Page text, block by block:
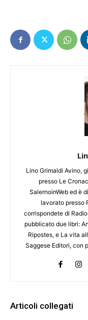
Lino Grimaldi Avino,
presso Le
SalernoinWeb ed è
lavorato presso
corrispondete di
pubblicato due libri:
Ripostes, e La vita
Saggese Editori, con
Articoli collegati